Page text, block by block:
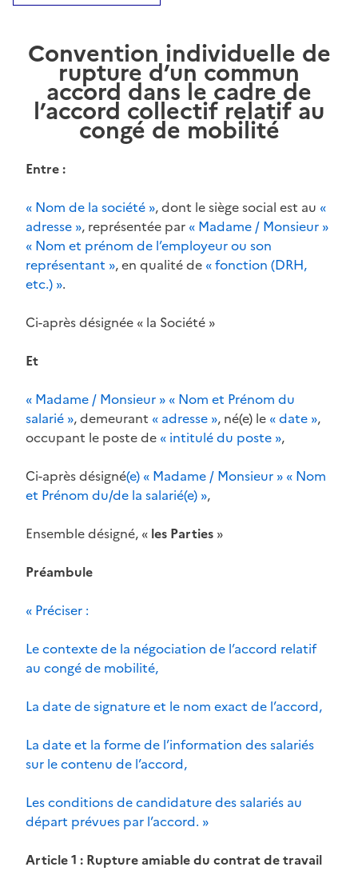
Convention individuelle de
rupture d’un commun
accord dans le cadre de
l’accord collectif relatif au
congé de mobilité
Entre :
« Nom de la société », dont le siège social est au «
adresse », représentée par « Madame / Monsieur »
« Nom et prénom de l’employeur ou son
représentant », en qualité de « fonction (DRH,
etc.) ».
Ci-après désignée « la Société »
Et
« Madame / Monsieur » « Nom et Prénom du
salarié », demeurant « adresse », né(e) le « date »,
occupant le poste de « intitulé du poste »,
Ci-après désigné(e) « Madame / Monsieur » « Nom
et Prénom du/de la salarié(e) »,
Ensemble désigné, « les Parties »
Préambule
« Préciser :
Le contexte de la négociation de l’accord relatif
au congé de mobilité,
La date de signature et le nom exact de l’accord,
La date et la forme de l’information des salariés
sur le contenu de l’accord,
Les conditions de candidature des salariés au
départ prévues par l’accord. »
Article 1 : Rupture amiable du contrat de travail